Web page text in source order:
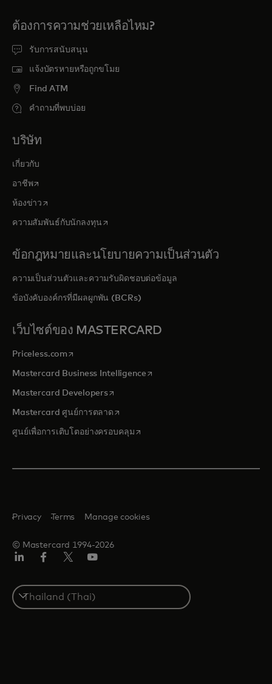
ต้องการความช่วยเหลือไหม?
รับการสนับสนุน
แจ้งบัตรหายหรือถูกขโมย
Find ATM
คำถามที่พบบ่อย
บริษัท
เกี่ยวกับ
อาชีพopens in a new tab
ห้องข่าว opens in a new tab
ความสัมพันธ์กับนักลงทุนopens in a new tab
ข้อกฎหมายและนโยบายความเป็นส่วนตัว
ความเป็นส่วนตัวและความรับผิดชอบต่อข้อมูล
ข้อบังคับองค์กรที่มีผลผูกพัน (BCRs)
เว็บไซต์ของ MASTERCARD
Priceless.com opens in a new tab
Mastercard Business Intelligenceopens in a new tab
Mastercard Developersopens in a new tab
Mastercard ศูนย์การตลาด opens in a new tab
ศูนย์เพื่อการเติบโตอย่างครอบคลุมopens in a new tab
© Mastercard 1994-2026
Privacy Terms Manage cookies
Select
a
country
เตอร์/
เอ็กซ์